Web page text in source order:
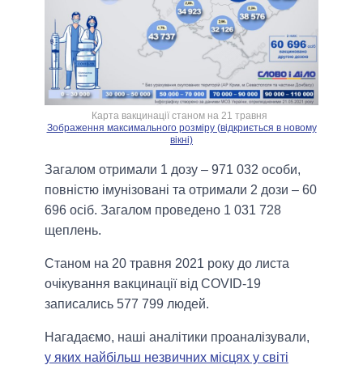
Карта вакцинації станом на 21 травня
Зображення максимального розміру (відкриється в новому
вікні)
Загалом отримали 1 дозу – 971 032 особи,
повністю імунізовані та отримали 2 дози – 60
696 осіб. Загалом проведено 1 031 728
щеплень.
Станом на 20 травня 2021 року до листа
очікування вакцинації від COVID-19
записались 577 799 людей.
Нагадаємо, наші аналітики проаналізували,
у яких найбільш незвичних місцях у світі